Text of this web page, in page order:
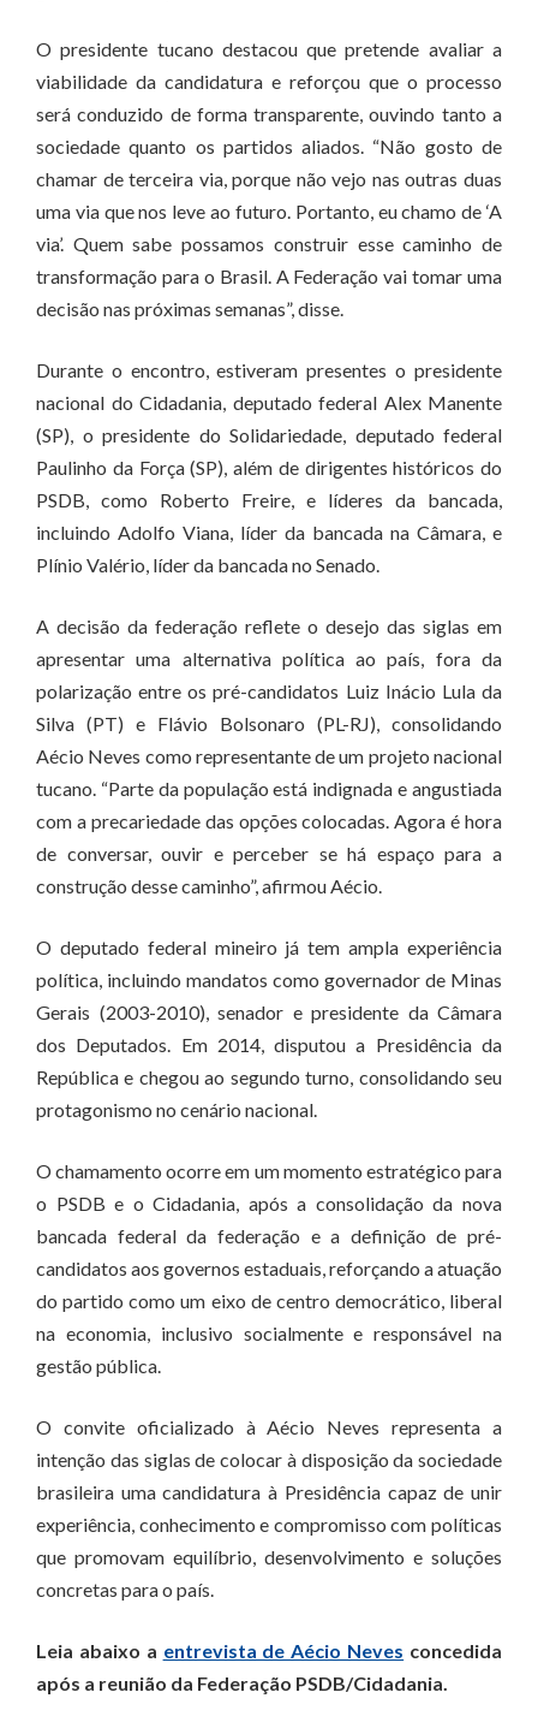
O presidente tucano destacou que pretende avaliar a
viabilidade da candidatura e reforçou que o processo
será conduzido de forma transparente, ouvindo tanto a
sociedade quanto os partidos aliados. “Não gosto de
chamar de terceira via, porque não vejo nas outras duas
uma via que nos leve ao futuro. Portanto, eu chamo de ‘A
via’. Quem sabe possamos construir esse caminho de
transformação para o Brasil. A Federação vai tomar uma
decisão nas próximas semanas”, disse.
Durante o encontro, estiveram presentes o presidente
nacional do Cidadania, deputado federal Alex Manente
(SP), o presidente do Solidariedade, deputado federal
Paulinho da Força (SP), além de dirigentes históricos do
PSDB, como Roberto Freire, e líderes da bancada,
incluindo Adolfo Viana, líder da bancada na Câmara, e
Plínio Valério, líder da bancada no Senado.
A decisão da federação reflete o desejo das siglas em
apresentar uma alternativa política ao país, fora da
polarização entre os pré-candidatos Luiz Inácio Lula da
Silva (PT) e Flávio Bolsonaro (PL-RJ), consolidando
Aécio Neves como representante de um projeto nacional
tucano. “Parte da população está indignada e angustiada
com a precariedade das opções colocadas. Agora é hora
de conversar, ouvir e perceber se há espaço para a
construção desse caminho”, afirmou Aécio.
O deputado federal mineiro já tem ampla experiência
política, incluindo mandatos como governador de Minas
Gerais (2003-2010), senador e presidente da Câmara
dos Deputados. Em 2014, disputou a Presidência da
República e chegou ao segundo turno, consolidando seu
protagonismo no cenário nacional.
O chamamento ocorre em um momento estratégico para
o PSDB e o Cidadania, após a consolidação da nova
bancada federal da federação e a definição de pré-
candidatos aos governos estaduais, reforçando a atuação
do partido como um eixo de centro democrático, liberal
na economia, inclusivo socialmente e responsável na
gestão pública.
O convite oficializado à Aécio Neves representa a
intenção das siglas de colocar à disposição da sociedade
brasileira uma candidatura à Presidência capaz de unir
experiência, conhecimento e compromisso com políticas
que promovam equilíbrio, desenvolvimento e soluções
concretas para o país.
Leia abaixo a entrevista de Aécio Neves concedida
após a reunião da Federação PSDB/Cidadania.